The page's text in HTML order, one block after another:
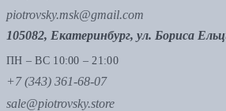
piotrovsky.msk@gmail.com
105082, Екатеринбург, ул. Бориса
ПН – ВС 10:00 – 21:00
+7 (343) 361-68-07
sale@piotrovsky.store